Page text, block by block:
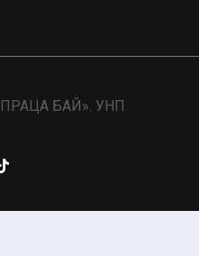
БАЙ». УНП